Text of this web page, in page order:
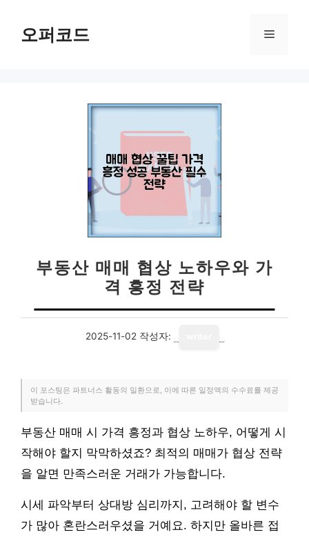
오퍼코드 메
부동산 매매 협상 노하우와 가
격 흥정 전략
2025-11-02 작성자:
이 포스팅은 파트너스 활동의 일환으로, 이에 따른 일정액의 수수료를 제공
받습니다.
부동산 매매 시 가격 흥정과 협상 노하우, 어떻게 시
작해야 할지 막막하셨죠? 최적의 매매가 협상 전략
을 알면 만족스러운 거래가 가능합니다.
시세 파악부터 상대방 심리까지, 고려해야 할 변수
가 많아 혼란스러우셨을 거예요. 하지만 올바른 접